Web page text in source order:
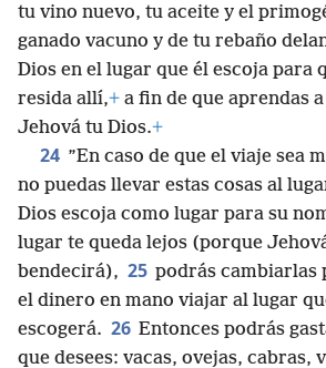
tu vino nuevo, tu aceite y el
ganado vacuno y de tu rebaño
Dios en el lugar que él escoja para
resida allí,+ a fin de que aprendas
Jehová tu Dios.+
24 ”En caso de que el viaje sea
no puedas llevar estas cosas al
Dios escoja como lugar para su
lugar te queda lejos (porque
bendecirá), 25 podrás cambiarlas
el dinero en mano viajar al lugar
escogerá. 26 Entonces podrás
que desees: vacas, ovejas, cabras,